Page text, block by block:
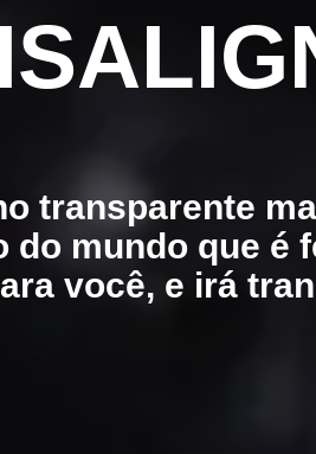
transparente
do mundo que é
você, e irá